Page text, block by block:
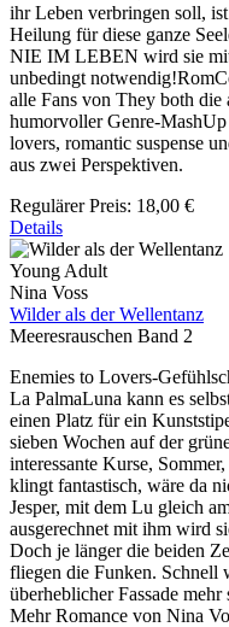
ihr Leben verbringen soll,
Heilung für diese ganze
NIE IM LEBEN wird sie
unbedingt
alle Fans von They both
humorvoller Genre-MashUp
lovers, romantic suspense
aus zwei Perspektiven.
Regulärer Preis: 18,00 €
Details
Young Adult
Nina Voss
Wilder als der Wellentanz
Meeresrauschen Band 2
Enemies to Lovers-
La PalmaLuna kann es
einen Platz für ein
sieben Wochen auf der
interessante Kurse,
klingt fantastisch, wäre da
Jesper, mit dem Lu gleich
ausgerechnet mit ihm wird
Doch je länger die beiden
fliegen die Funken. Schnell
überheblicher Fassade
Mehr Romance von Nina